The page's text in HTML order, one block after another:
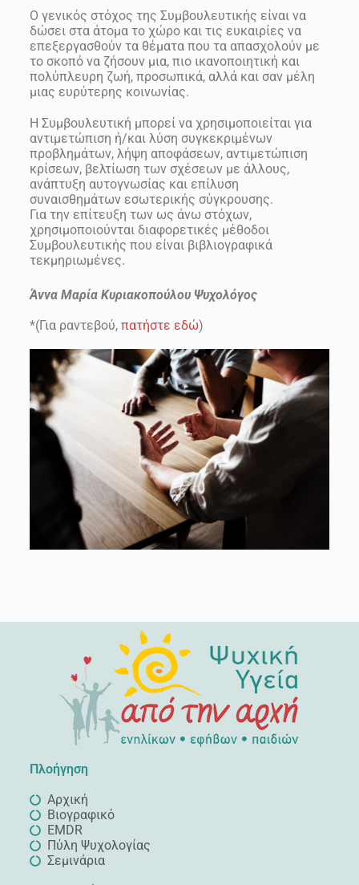
Ο γενικός στόχος της Συμβουλευτικής είναι να
δώσει στα άτομα το χώρο και τις ευκαιρίες να
επεξεργασθούν τα θέματα που τα απασχολούν με
το σκοπό να ζήσουν μια, πιο ικανοποιητική και
πολύπλευρη ζωή, προσωπικά, αλλά και σαν μέλη
μιας ευρύτερης κοινωνίας.
Η Συμβουλευτική μπορεί να χρησιμοποιείται για
αντιμετώπιση ή/και λύση συγκεκριμένων
προβλημάτων, λήψη αποφάσεων, αντιμετώπιση
κρίσεων, βελτίωση των σχέσεων με άλλους,
ανάπτυξη αυτογνωσίας και επίλυση
συναισθημάτων εσωτερικής σύγκρουσης.
Για την επίτευξη των ως άνω στόχων,
χρησιμοποιούνται διαφορετικές μέθοδοι
Συμβουλευτικής που είναι βιβλιογραφικά
τεκμηριωμένες.
Άννα Μαρία Κυριακοπούλου Ψυχολόγος
*(Για ραντεβού, πατήστε εδώ)
Πλοήγηση
Αρχική
Βιογραφικό
EMDR
Πύλη Ψυχολογίας
Σεμινάρια